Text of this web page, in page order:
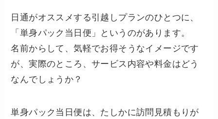
日通がオススメする引越しプランのひとつに、
「単身パック当日便」というのがあります。
名前からして、気軽でお得そうなイメージです
が、実際のところ、サービス内容や料金はどう
なんでしょうか？
単身パック当日便は、たしかに訪問見積もりが